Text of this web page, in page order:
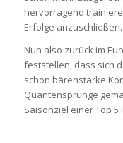
hervorragend
Erfolge anzuschließen.
Nun also zurück im
feststellen, dass sich
schon bärenstarke
Quantensprünge
Saisonziel einer Top 5